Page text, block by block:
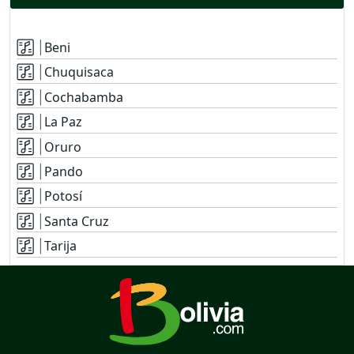
Beni
Chuquisaca
Cochabamba
La Paz
Oruro
Pando
Potosí
Santa Cruz
Tarija